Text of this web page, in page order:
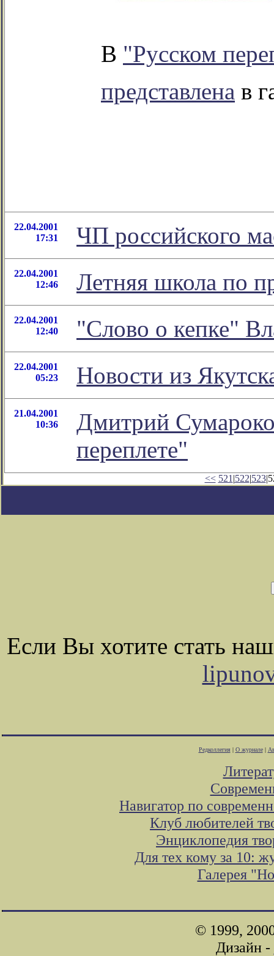
В "Русском
представлена в
22.04.2001
17:31
ЧП российского
22.04.2001
12:46
Летняя школа по
22.04.2001
12:40
"Слово о кепке"
22.04.2001
05:23
Новости из
21.04.2001
10:36
Дмитрий
переплете"
<< 521 |522|523
Если Вы хотите стать
Редколлегия| О журнале|
Навигатор по
Клуб любителей
Энциклопедия
Для тех кому за 10:
Галерея
© 1999,
Дизайн -